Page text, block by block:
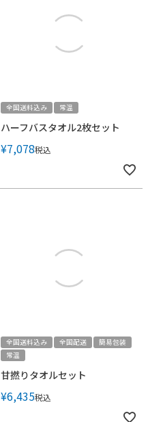
全国送料込み 常温
ハーフバスタオル2枚セット
¥7,078税込
全国送料込み 全国配送
簡易包装
常温
甘撚りタオルセット
¥6,435税込